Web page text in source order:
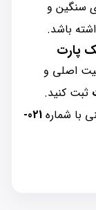
سنگین و
باشد.
اصلی و
ثبت کنید.
با شماره
021-